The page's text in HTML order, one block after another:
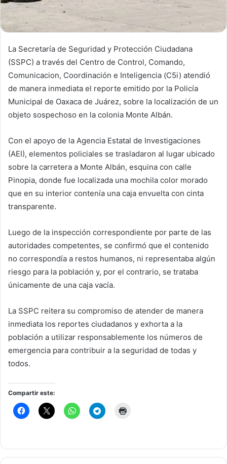
La Secretaría de Seguridad y Protección Ciudadana
(SSPC) a través del Centro de Control, Comando,
Comunicacion, Coordinación e Inteligencia (C5i) atendió
de manera inmediata el reporte emitido por la Policía
Municipal de Oaxaca de Juárez, sobre la localización de un
objeto sospechoso en la colonia Monte Albán.
Con el apoyo de la Agencia Estatal de Investigaciones
(AEI), elementos policiales se trasladaron al lugar ubicado
sobre la carretera a Monte Albán, esquina con calle
Pinopia, donde fue localizada una mochila color morado
que en su interior contenía una caja envuelta con cinta
transparente.
Luego de la inspección correspondiente por parte de las
autoridades competentes, se confirmó que el contenido
no correspondía a restos humanos, ni representaba algún
riesgo para la población y, por el contrario, se trataba
únicamente de una caja vacía.
La SSPC reitera su compromiso de atender de manera
inmediata los reportes ciudadanos y exhorta a la
población a utilizar responsablemente los números de
emergencia para contribuir a la seguridad de todas y
todos.
Compartir este: